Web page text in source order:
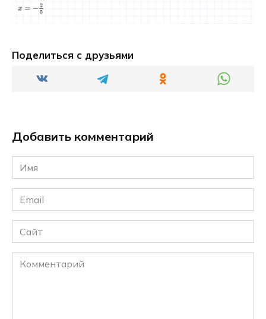
Поделиться с друзьями
Добавить комментарий
Имя
*
Email
*
Сайт
Комментарий